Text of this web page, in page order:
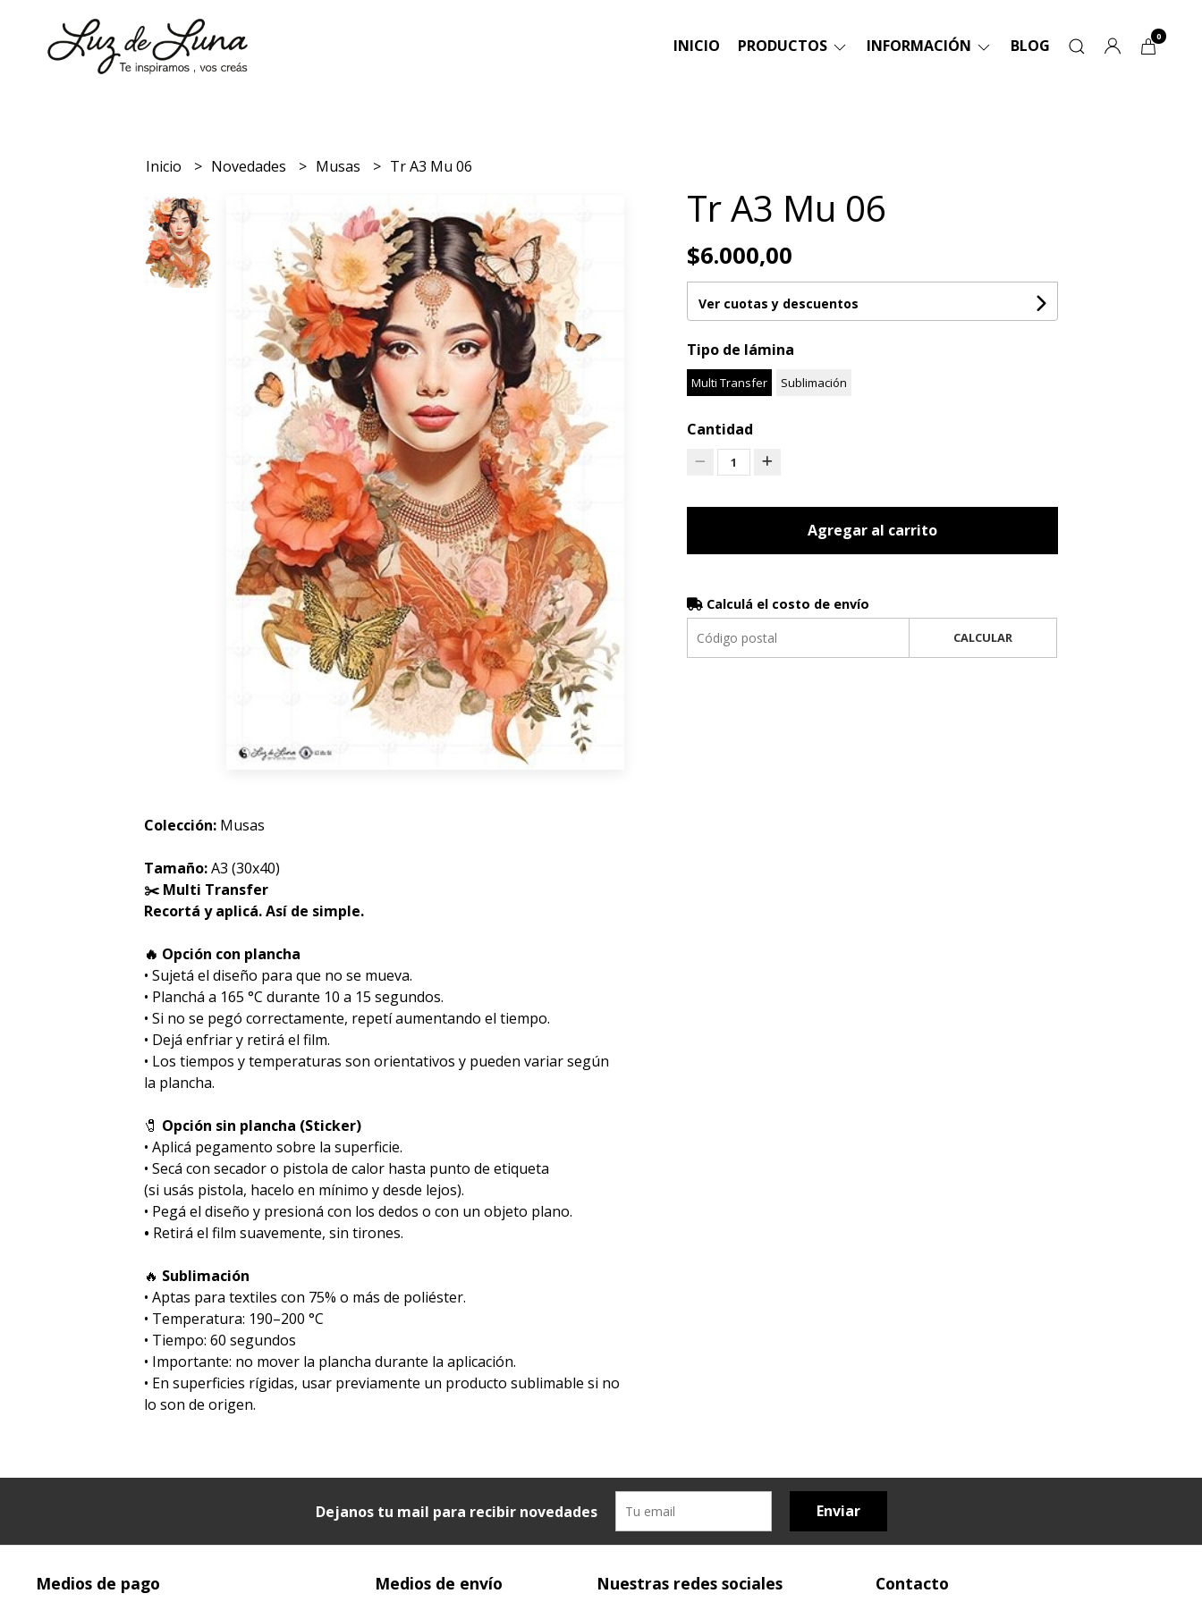
INICIO PRODUCTOS INFORMACIÓN BLOG 0
Inicio Novedades Musas Tr A3 Mu 06
Colección: Musas
Tamaño:A3 (30x40)
✂️ Multi Transfer
Recortá y aplicá. Así de simple.
🔥 Opción con plancha
• Sujetá el diseño para que no se mueva.
• Planchá a 165 °C durante 10 a 15 segundos.
• Si no se pegó correctamente, repetí aumentando el tiempo.
• Dejá enfriar y retirá el film.
• Los tiempos y temperaturas son orientativos y pueden variar según
la plancha.
🧷 Opción sin plancha (Sticker)
• Aplicá pegamento sobre la superficie.
• Secá con secador o pistola de calor hasta punto de etiqueta
(si usás pistola, hacelo en mínimo y desde lejos).
• Pegá el diseño y presioná con los dedos o con un objeto plano.
• Retirá el film suavemente, sin tirones.
🔥 Sublimación
•⁠ ⁠Aptas para textiles con 75% o más de poliéster.
•⁠ ⁠Temperatura: 190–200 °C
•⁠ ⁠Tiempo: 60 segundos
•⁠ ⁠Importante: no mover la plancha durante la aplicación.
•⁠ ⁠En superficies rígidas, usar previamente un producto sublimable si no
lo son de origen.
Tr A3 Mu 06
$6.000,00
Ver cuotas y descuentos
Tipo de lámina
Multi Transfer Sublimación
Cantidad
1
Agregar al carrito
Calculá el costo de envío
CALCULAR
Dejanos tu mail para recibir novedades Enviar
Medios de pago Medios de envío Nuestras redes sociales Contacto